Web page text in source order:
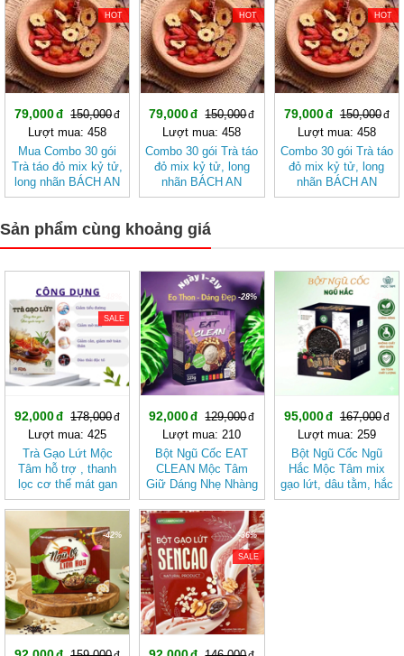
HOT
79,000
150,000
Lượt mua: 458
Mua Combo 30 gói
Trà táo đỏ mix kỷ tử,
long nhãn BÁCH AN
KHANG - Trà Thảo
HOT
79,000
150,000
Lượt mua: 458
Combo 30 gói Trà táo
đỏ mix kỷ tử, long
nhãn BÁCH AN
KHANG
HOT
79,000
150,000
Lượt mua: 458
Combo 30 gói Trà táo
đỏ mix kỷ tử, long
nhãn BÁCH AN
KHANG - Trà Thảo
Sản phẩm cùng khoảng giá
SALE
92,000
178,000
Lượt mua: 425
Trà Gạo Lứt Mộc
Tâm hỗ trợ , thanh
lọc cơ thể mát gan
-28%
92,000
129,000
Lượt mua: 210
Bột Ngũ Cốc EAT
CLEAN Mộc Tâm
Giữ Dáng Nhẹ Nhàng
Theo Cách Tự Nhiên
-43%
95,000
167,000
Lượt mua: 259
Bột Ngũ Cốc Ngũ
Hắc Mộc Tâm mix
gạo lứt, dâu tằm, hắc
kỷ tử, mè đen, đậu
-42% -36%
SALE